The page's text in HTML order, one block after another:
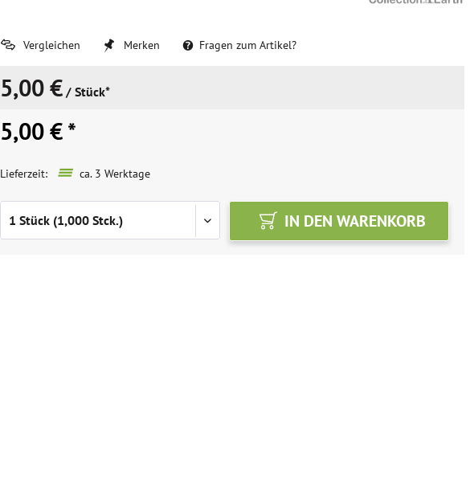
Vergleichen Merken Fragen zum Artikel?
5,00 € / Stück*
5,00 € *
Lieferzeit: ca. 3 Werktage
IN DEN WARENKORB